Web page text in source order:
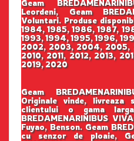
Geam
Leordeni, Geam
Voluntari. Produse
1984, 1985, 1986, 1987,
1993, 1994, 1995, 1996,
2002, 2003, 2004,
2010, 2011, 2012, 2013,
2019, 2020
Geam
Originale vinde, livreaza
clientului o gama
BREDAMENARINIBUS
Fuyao, Benson. Geam
cu senzor de ploaie,